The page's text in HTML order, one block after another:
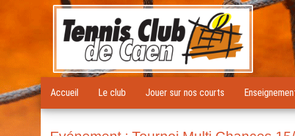
Accueil Le club Jouer sur nos courts